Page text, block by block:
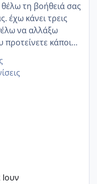
τη βοήθειά σας
έχω κάνει τρεις
να αλλάξω
κάποιον
και είχατε
υγεία με τον
το εψαξε καθόλου
Ιουν